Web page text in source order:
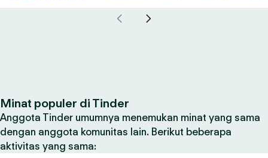
Minat populer di Tinder
Anggota Tinder umumnya menemukan minat yang sama
dengan anggota komunitas lain. Berikut beberapa
aktivitas yang sama: